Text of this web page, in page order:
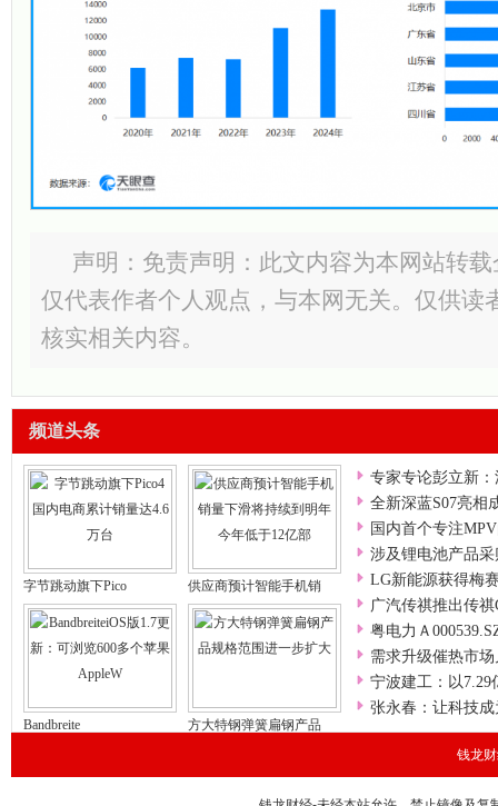
声明：免责声明：此文内容为本网站转
仅代表作者个人观点，与本网无关。仅供读
核实相关内容。
频道头条
字节跳动旗下Pico 供应商预计智能手机销
Bandbreite 方大特钢弹簧扁钢产品
专家专论彭立新
全新深蓝S07亮相
国内首个专注
涉及锂电池产品
LG新能源获得梅
广汽传祺推出传
粤电力Ａ
需求升级催热市
宁波建工：以7.29
张永春：让科技
钱龙